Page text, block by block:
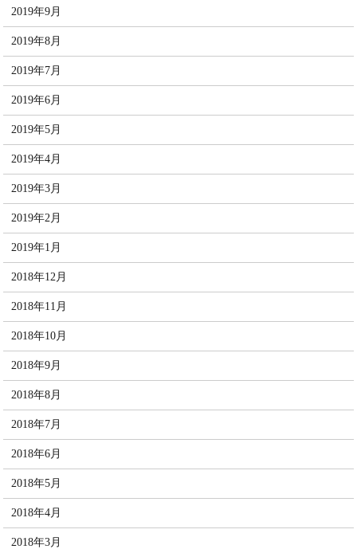
2019年9月
2019年8月
2019年7月
2019年6月
2019年5月
2019年4月
2019年3月
2019年2月
2019年1月
2018年12月
2018年11月
2018年10月
2018年9月
2018年8月
2018年7月
2018年6月
2018年5月
2018年4月
2018年3月